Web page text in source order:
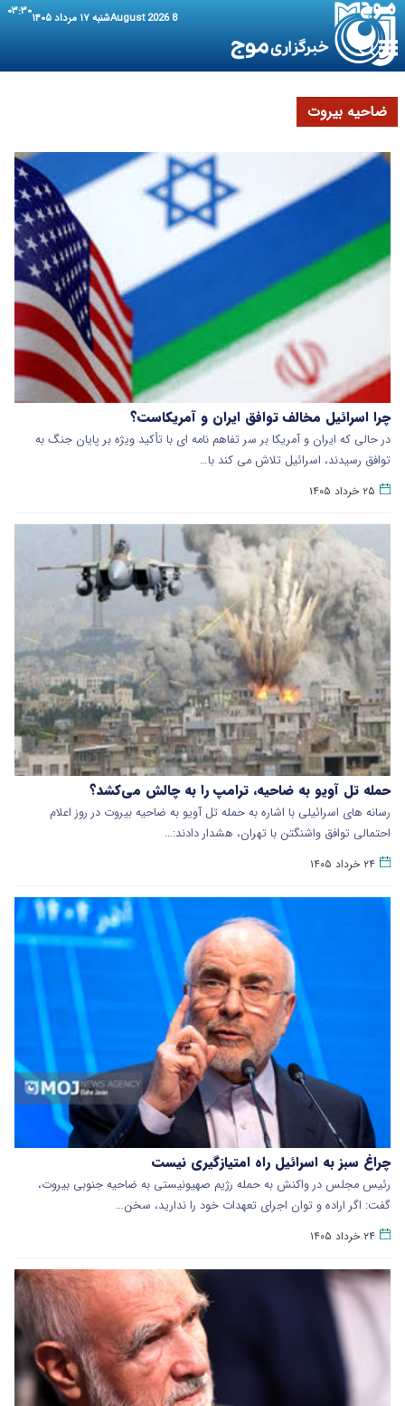
8 August 2026 شنبه ۱۷ مرداد ۱۴۰۵ ۰۳:۳۰
ضاحیه بیروت
چرا اسرائیل مخالف توافق ایران و آمریکاست؟
در حالی که ایران و آمریکا بر سر تفاهم نامه ای با تأکید ویژه بر پایان جنگ به
توافق رسیدند، اسرائیل تلاش می کند با…
۲۵ خرداد ۱۴۰۵
حمله تل آویو به ضاحیه، ترامپ را به چالش می‌کشد؟
رسانه های اسرائیلی با اشاره به حمله تل آویو به ضاحیه بیروت در روز اعلام
احتمالی توافق واشنگتن با تهران، هشدار دادند:…
۲۴ خرداد ۱۴۰۵
چراغ سبز به اسرائیل راه امتیازگیری نیست
رئیس مجلس در واکنش به حمله رژیم صهیونیستی به ضاحیه جنوبی بیروت،
گفت: اگر اراده و توان اجرای تعهدات خود را ندارید، سخن…
۲۴ خرداد ۱۴۰۵